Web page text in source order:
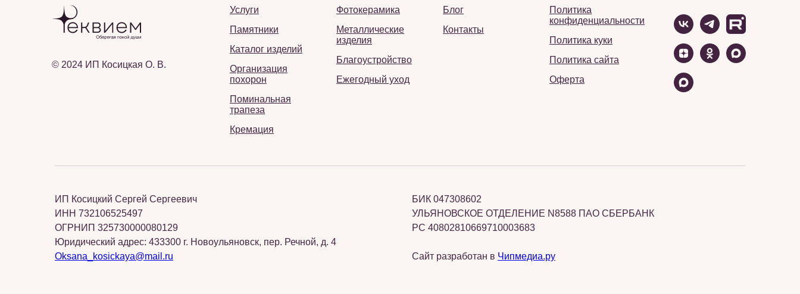
© 2024 ИП Косицкая О. В.
Услуги
Памятники
Каталог изделий
Организация
похорон
Поминальная
трапеза
Кремация
Фотокерамика
Металлические
изделия
Благоустройство
Ежегодный уход
Блог
Контакты
Политика
конфиденциальности
Политика куки
Политика сайта
Оферта
ИП Косицкий Сергей Сергеевич
ИНН 732106525497
ОГРНИП 325730000080129
Юридический адрес: 433300 г. Новоульяновск, пер. Речной, д. 4
Oksana_kosickaya@mail.ru
БИК 047308602
УЛЬЯНОВСКОЕ ОТДЕЛЕНИЕ N8588 ПАО СБЕРБАНК
РС 40802810669710003683
Сайт разработан в Чипмедиа.ру